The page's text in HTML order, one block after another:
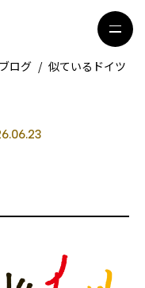
ログ / 似ているドイツ